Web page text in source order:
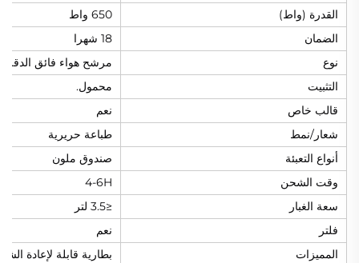
القدرة (واط)
650 واط
الضمان
18 شهرا
نوع
مرشح هواء فائق الدقة
التثبيت
محمول.
قالب خاص
نعم
شعار/نمط
طباعة حريرية
أنواع التعبئة
صندوق ملون
وقت الشحن
4-6H
سعة الغبار
≤3.5 لتر
فلتر
نعم
المميزات
بطارية قابلة لإعادة